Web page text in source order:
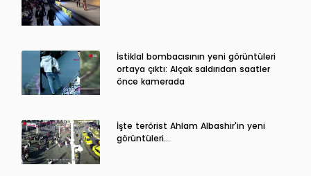
İstiklal bombacısının yeni görüntüleri
ortaya çıktı: Alçak saldırıdan saatler
önce kamerada
İşte terörist Ahlam Albashir'in yeni
görüntüleri…